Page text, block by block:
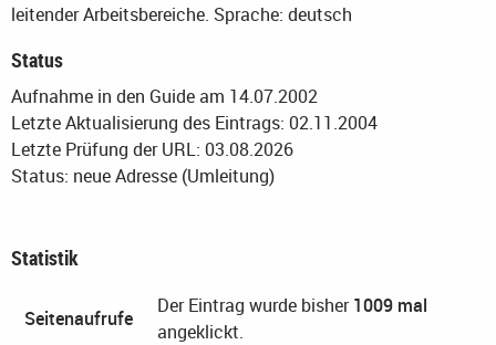
leitender Arbeitsbereiche. Sprache: deutsch
Status
Aufnahme in den Guide am 14.07.2002
Letzte Aktualisierung des Eintrags: 02.11.2004
Letzte Prüfung der URL: 03.08.2026
Status: neue Adresse (Umleitung)
Statistik
Seitenaufrufe
Der Eintrag wurde bisher1009 mal
angeklickt.